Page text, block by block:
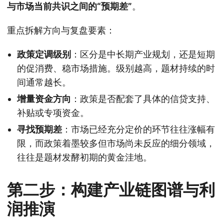
与市场当前共识之间的“预期差”。
重点拆解方向与复盘要素：
政策定调级别 ：区分是中长期产业规划，还是短期
的促消费、稳市场措施。级别越高，题材持续的时
间通常越长。
增量资金方向 ：政策是否配套了具体的信贷支持、
补贴或专项资金。
寻找预期差 ：市场已经充分定价的环节往往涨幅有
限，而政策着墨较多但市场尚未反应的细分领域，
往往是题材发酵初期的黄金洼地。
第二步：构建产业链图谱与利
润推演